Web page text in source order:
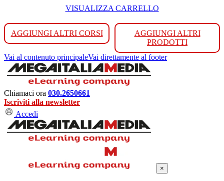
VISUALIZZA CARRELLO
AGGIUNGI ALTRI CORSI
AGGIUNGI ALTRI
PRODOTTI
Vai al contenuto principaleVai direttamente al footer
Chiamaci ora 030.2650661
Iscriviti alla newsletter
Accedi
×